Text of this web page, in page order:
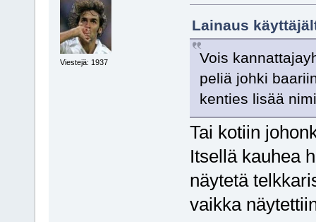
Viestejä: 1937
Lainaus
Vois
peliä johki
kenties lisää
Tai kotiin
Itsellä kauhea
näytetä
vaikka